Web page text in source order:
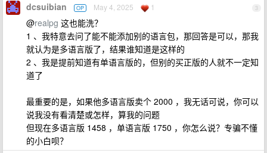
3
dcsuibian OP May 4, 2025 1
@realpg 这也能洗？
1 、我特意去问了能不能添加别的语言包，那回答是可以，那我
就认为是多语言版了，结果谁知道是这样的
2 、我是提前知道有单语言版的，但别的买正版的人就不一定知
道了
最重要的是，如果他多语言版卖个 2000 ，我无话可说，你可以
说我没有看清楚或怎样，算我的问题
但现在多语言版 1458 ，单语言版 1750 ，你怎么说？专骗不懂
的小白呗？